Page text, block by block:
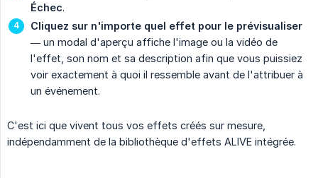
Échec.
Cliquez sur n'importe quel effet pour le prévisualiser
— un modal d'aperçu affiche l'image ou la vidéo de
l'effet, son nom et sa description afin que vous puissiez
voir exactement à quoi il ressemble avant de l'attribuer à
un événement.
C'est ici que vivent tous vos effets créés sur mesure,
indépendamment de la bibliothèque d'effets ALIVE intégrée.